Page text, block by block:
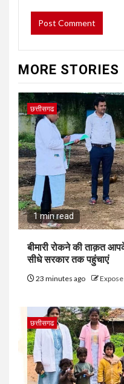
MORE STORIES
छत्तीसगढ
1 min read
बीमारी रोकने की ताक़त
सीधे सरकार तक पहुंचाएं
23 minutes ago
छत्तीसगढ